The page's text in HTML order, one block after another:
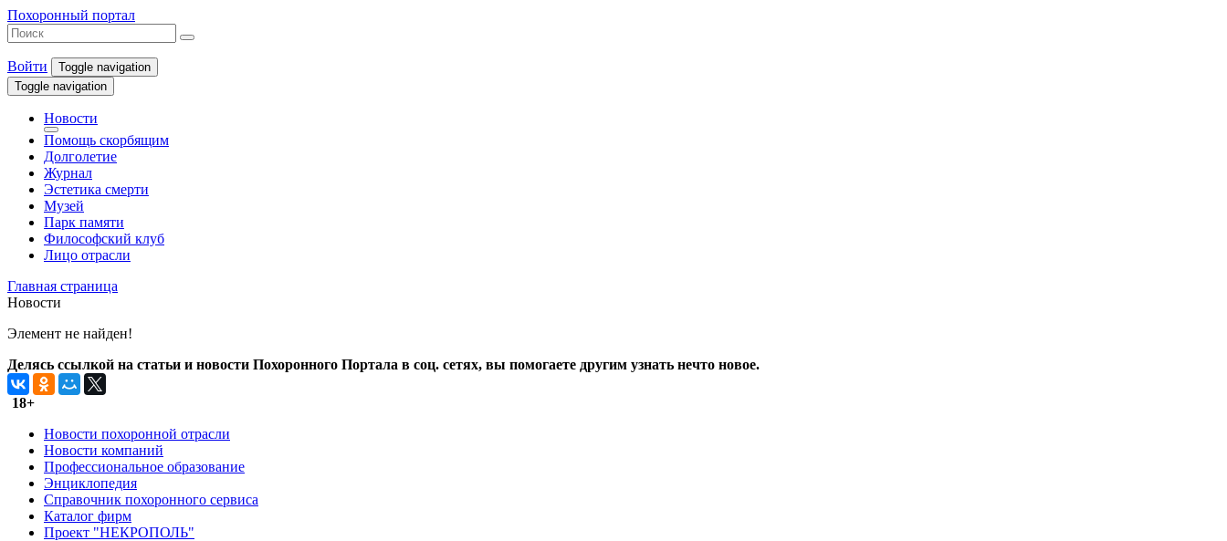
Похоронный портал
Войти
Toggle navigation
Toggle navigation
Новости
Помощь скорбящим
Долголетие
Журнал
Эстетика смерти
Музей
Парк памяти
Философский клуб
Лицо отрасли
Главная страница
Новости
Элемент не найден!
Делясь ссылкой на статьи и новости Похоронного Портала в соц. сетях, вы помогаете другим узнать нечто новое.
18+
Новости похоронной отрасли
Новости компаний
Профессиональное образование
Энциклопедия
Справочник похоронного сервиса
Каталог фирм
Проект "НЕКРОПОЛЬ"